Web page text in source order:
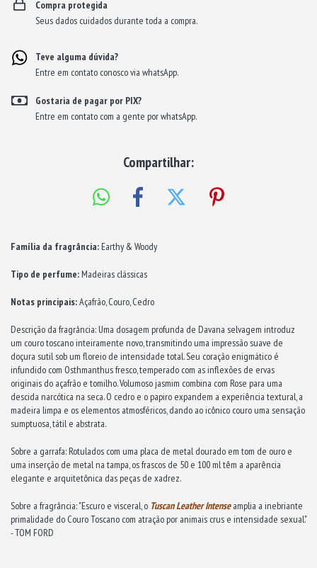
Compra protegida
Seus dados cuidados durante toda a compra.
Teve alguma dúvida?
Entre em contato conosco via whatsApp.
Gostaria de pagar por PIX?
Entre em contato com a gente por whatsApp.
Compartilhar:
Família da fragrância: Earthy & Woody
Tipo de perfume: Madeiras clássicas
Notas principais:Açafrão, Couro, Cedro
Descrição da fragrância: Uma dosagem profunda de Davana selvagem introduz
um couro toscano inteiramente novo, transmitindo uma impressão suave de
doçura sutil sob um floreio de intensidade total. Seu coração enigmático é
infundido com Osthmanthus fresco, temperado com as inflexões de ervas
originais do açafrão e tomilho. Volumoso jasmim combina com Rose para uma
descida narcótica na seca. O cedro e o papiro expandem a experiência textural, a
madeira limpa e os elementos atmosféricos, dando ao icônico couro uma sensação
sumptuosa, tátil e abstrata.
Sobre a garrafa: Rotulados com uma placa de metal dourado em tom de ouro e
uma inserção de metal na tampa, os frascos de 50 e 100 ml têm a aparência
elegante e arquitetônica das peças de xadrez.
Sobre a fragrância: "Escuro e visceral, o Tuscan Leather Intenseamplia a inebriante
primalidade do Couro Toscano com atração por animais crus e intensidade sexual."
- TOM FORD